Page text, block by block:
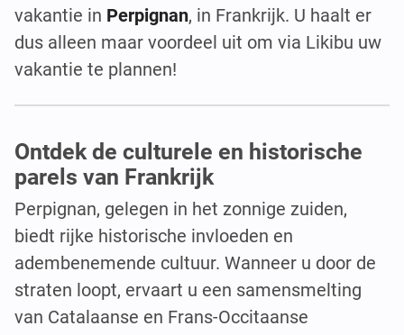
vakantie in Perpignan, in Frankrijk. U haalt er
dus alleen maar voordeel uit om via Likibu uw
vakantie te plannen!
Ontdek de culturele en historische
parels van Frankrijk
Perpignan, gelegen in het zonnige zuiden,
biedt rijke historische invloeden en
adembenemende cultuur. Wanneer u door de
straten loopt, ervaart u een samensmelting
van Catalaanse en Frans-Occitaanse